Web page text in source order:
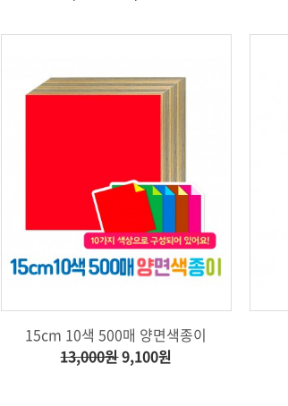
15cm 10색 500매 양면색종이
13,000원9,100원